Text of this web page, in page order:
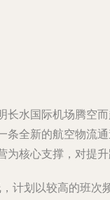
长水国际机场腾空
条全新的航空物流
为核心支撑，对提
计划以较高的班